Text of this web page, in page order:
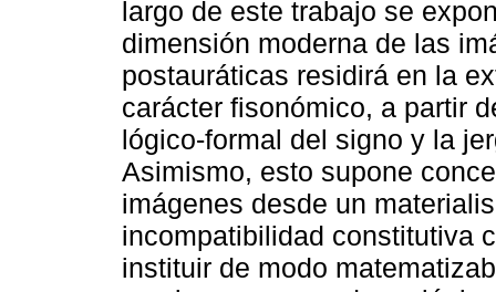
largo de este trabajo se
dimensión moderna de las
postauráticas residirá en la
carácter fisonómico, a partir
lógico-formal del signo y la
Asimismo, esto supone
imágenes desde un
incompatibilidad constitutiva
instituir de modo